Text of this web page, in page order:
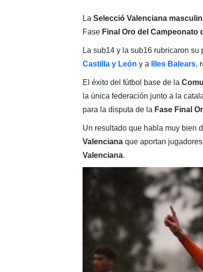
La Selecció Valenciana
Fase Final Oro del Campeonato
La sub14 y la sub16 rubricaron
Castilla y León y a Illes Balears,
El éxito del fútbol base de la
la única federación junto a la
para la disputa de la Fase Final
Un resultado que habla muy bien
Valencianaque aportan
Valenciana.